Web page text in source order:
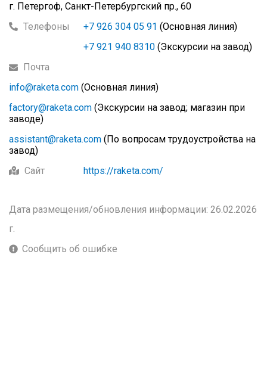
г. Петергоф, Санкт-Петербургский пр., 60
Телефоны
+7 926 304 05 91 (Основная линия)
+7 921 940 8310 (Экскурсии на завод)
Почта
info@raketa.com (Основная линия)
factory@raketa.com (Экскурсии на завод; магазин при
заводе)
assistant@raketa.com (По вопросам трудоустройства на
завод)
Сайт
https://raketa.com/
Дата размещения/обновления информации: 26.02.2026
г.
Сообщить об ошибке